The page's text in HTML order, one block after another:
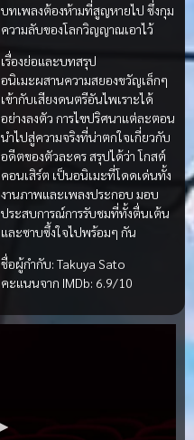
บทเพลงต้องห้ามที่สูญหายไป ซึ่งกุม
ความลับของโลกวิญญาณเอาไว้
เรื่องย่อและบทสรุป
อนิเมะผสานความสยองขวัญเล็กๆ
เข้ากับเสียงดนตรีอันไพเราะได้
อย่างลงตัว การไขปริศนาแต่ละตอน
นำไปสู่ความจริงที่น่าตกใจเกี่ยวกับ
อดีตของตัวละคร สรุปได้ว่า โกสต์
คอนเสิร์ต เป็นอนิเมะที่โดดเด่นทั้ง
งานภาพและเพลงประกอบ มอบ
ประสบการณ์การรับชมที่ทั้งตื่นเต้น
และซาบซึ้งใจไปพร้อมๆ กัน
ชื่อผู้กำกับ: Takuya Sato
คะแนนจาก IMDb: 6.9/10